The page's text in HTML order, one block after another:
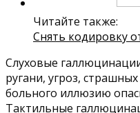
Читайте также:
Снять кодировку
Слуховые
ругани, угроз,
больного иллюзию
Тактильные